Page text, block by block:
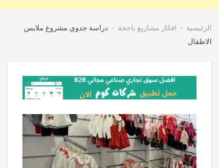
الرئيسية افكار مشاريع ناجحة
دراسة جدوي مشروع ملابس
الاطفال